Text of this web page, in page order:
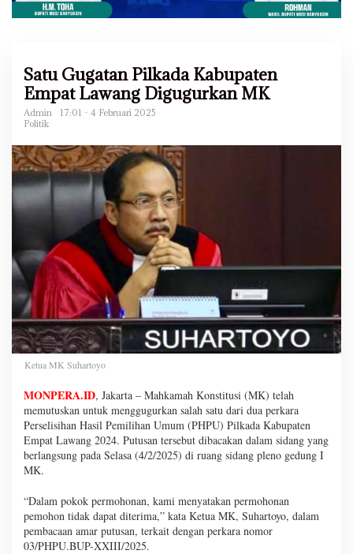
Satu Gugatan Pilkada Kabupaten
Empat Lawang Digugurkan MK
Admin
17:01 - 4 Februari 2025
Politik
Ketua MK Suhartoyo
MONPERA.ID, Jakarta – Mahkamah Konstitusi (MK) telah
memutuskan untuk menggugurkan salah satu dari dua perkara
Perselisihan Hasil Pemilihan Umum (PHPU) Pilkada Kabupaten
Empat Lawang 2024. Putusan tersebut dibacakan dalam sidang yang
berlangsung pada Selasa (4/2/2025) di ruang sidang pleno gedung I
MK.
“Dalam pokok permohonan, kami menyatakan permohonan
pemohon tidak dapat diterima,” kata Ketua MK, Suhartoyo, dalam
pembacaan amar putusan, terkait dengan perkara nomor
03/PHPU.BUP-XXIII/2025.